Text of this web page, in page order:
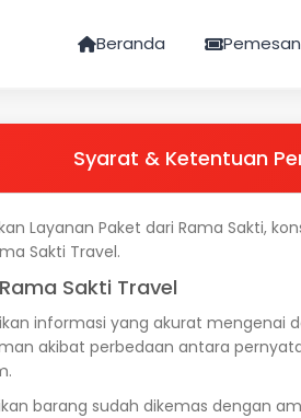
Beranda
Syarat & Ketentuan
Layanan Paket dari Rama Sakti,
Sakti Travel.
Sakti Travel
informasi yang akurat mengenai
akibat perbedaan antara
barang sudah dikemas dengan